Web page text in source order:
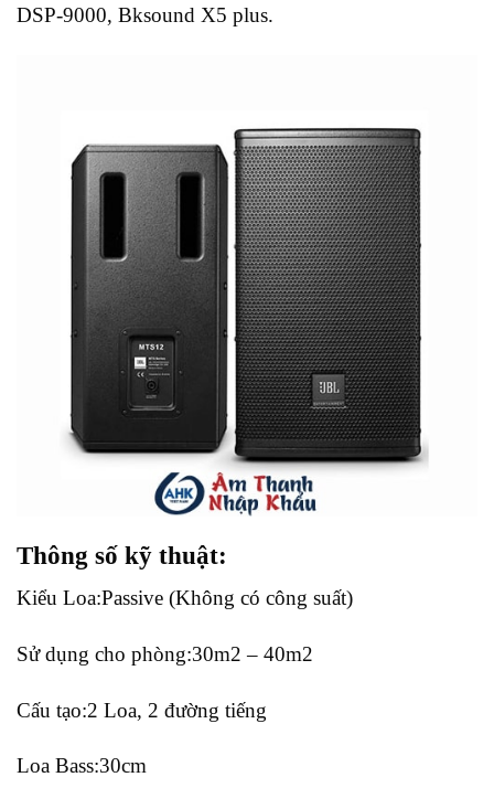
DSP-9000, Bksound X5 plus.
Thông số kỹ thuật:
Kiểu Loa:Passive (Không có công suất)
Sử dụng cho phòng:30m2 – 40m2
Cấu tạo:2 Loa, 2 đường tiếng
Loa Bass:30cm